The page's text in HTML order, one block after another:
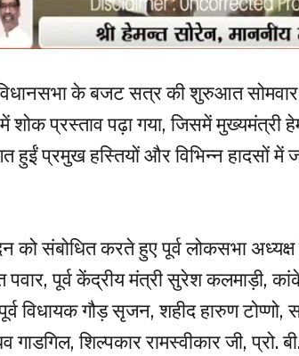
के बजट सत्र की शुरुआत
शोक प्रस्ताव पढ़ा गया, जिसमें मुख्यमंत्री
प्रमुख हस्तियों और विभिन्न हादसों में
को संबोधित करते हुए पूर्व लोकसभा अध्यक्ष
पूर्व केंद्रीय मंत्री सुरेश कलमाड़ी,
विधायक गौड़ सृजन, शहीद हारुण टोप्णो,
गाडगिल, शिल्पकार रामस्वीकार जी, प्रो.